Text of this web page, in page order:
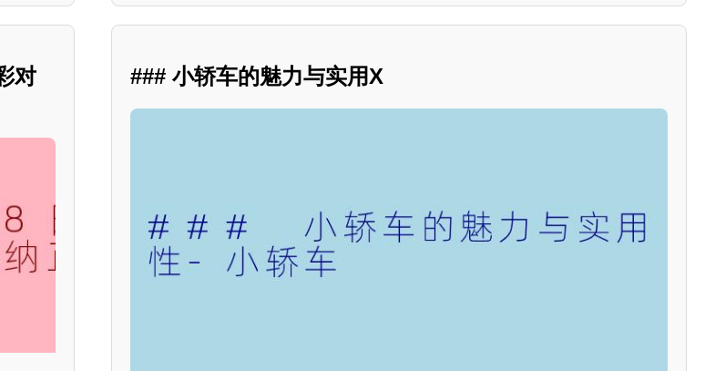
对
### 小轿车的魅力与实用X